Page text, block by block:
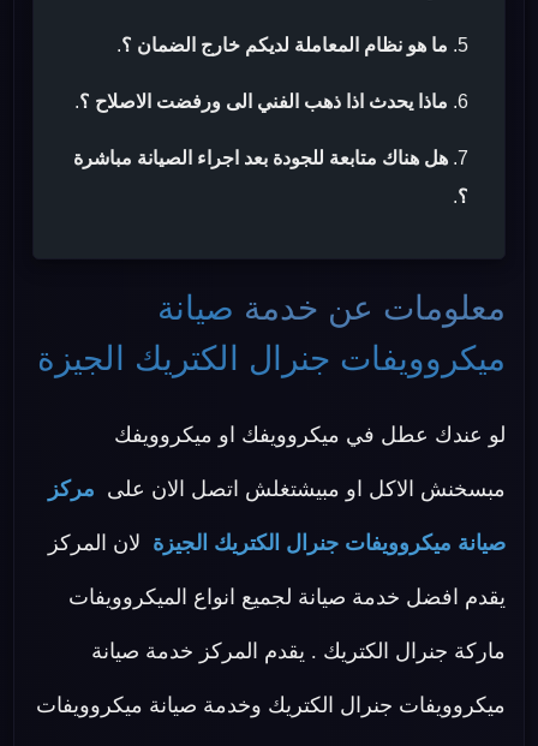
ما هو نظام المعاملة لديكم خارج الضمان ؟.
ماذا يحدث اذا ذهب الفني الى ورفضت الاصلاح ؟.
هل هناك متابعة للجودة بعد اجراء الصيانة مباشرة
؟.
معلومات عن خدمة صيانة
ميكروويفات جنرال الكتريك الجيزة
لو عندك عطل في ميكروويفك او ميكروويفك
مبسخنش الاكل او مبيشتغلش اتصل الان على مركز
صيانة ميكروويفات جنرال الكتريك الجيزة لان المركز
يقدم افضل خدمة صيانة لجميع انواع الميكروويفات
ماركة جنرال الكتريك . يقدم المركز خدمة صيانة
ميكروويفات جنرال الكتريك وخدمة صيانة ميكروويفات